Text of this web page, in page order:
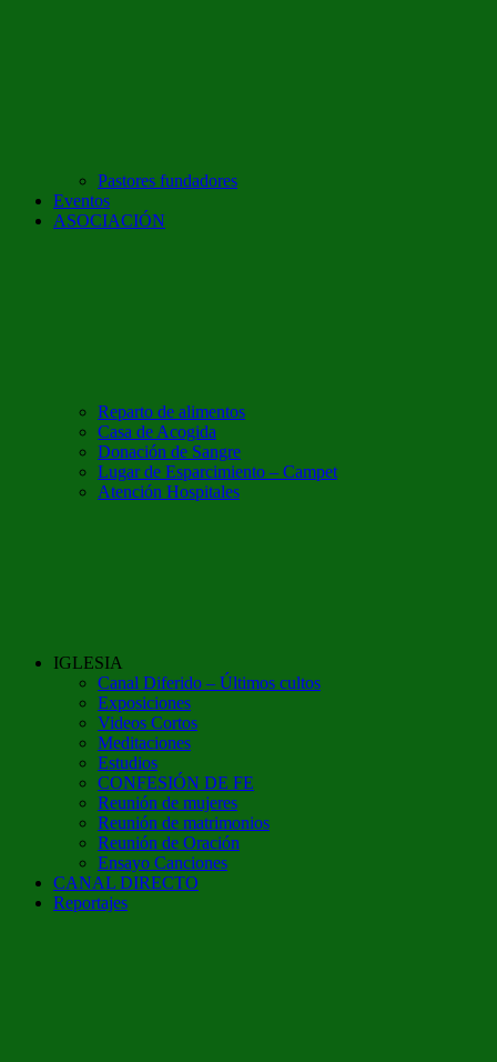
Pastores fundadores
Eventos
ASOCIACIÓN
Reparto de alimentos
Casa de Acogida
Donación de Sangre
Lugar de Esparcimiento – Campet
Atención Hospitales
IGLESIA
Canal Diferido – Últimos cultos
Exposiciones
Videos Cortos
Meditaciones
Estudios
CONFESIÓN DE FE
Reunión de mujeres
Reunión de matrimonios
Reunión de Oración
Ensayo Canciones
CANAL DIRECTO
Reportajes